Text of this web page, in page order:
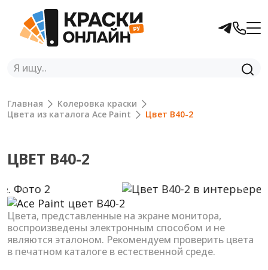
Главная
Колеровка краски
Цвета из каталога Ace Paint
Цвет B40-2
ЦВЕТ B40-2
Previous Next
Цвета, представленные на экране монитора,
воспроизведены электронным способом и не
являются эталоном. Рекомендуем проверить цвета
в печатном каталоге в естественной среде.